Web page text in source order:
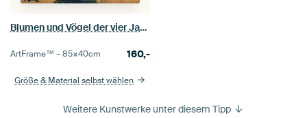
Blumen und Vögel der vier Jahreszeiten, Shibata Zeshin
ArtFrame™ –85×40cm 160,-
Größe & Material selbst wählen
Weitere Kunstwerke unter diesem Tipp